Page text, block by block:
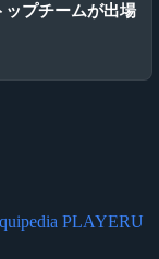
プチームが出場
PLAYERU